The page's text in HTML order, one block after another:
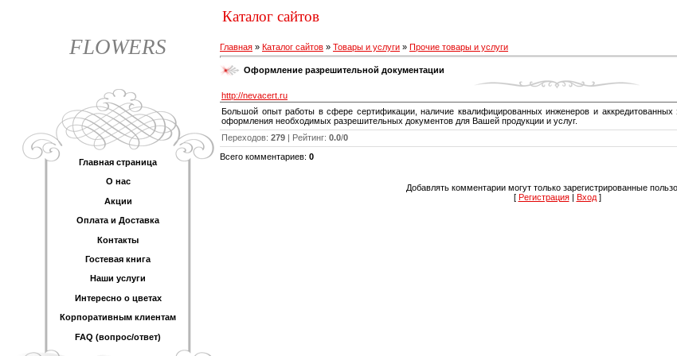
FLOWERS
Главная страница
О нас
Акции
Оплата и Доставка
Контакты
Гостевая книга
Наши услуги
Интересно о цветах
Корпоративным клиентам
FAQ (вопрос/ответ)
Каталог сайтов
Главная » Каталог сайтов » Товары и услуги » Прочие товары и услуги
Оформление разрешительной документации
http://nevacert.ru
Большой опыт работы в сфере сертификации, наличие квалифицированных инженеров и аккредитованных
оформления необходимых разрешительных документов для Вашей продукции и услуг.
Переходов: 279 | Рейтинг: 0.0/0
Всего комментариев: 0
Добавлять комментарии могут только зарегистрированные
[ Регистрация| Вход]